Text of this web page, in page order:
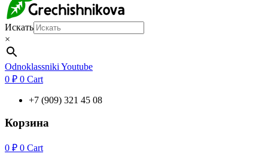
Искать
×
Odnoklassniki Youtube
0 ₽ 0 Cart
+7 (909) 321 45 08
Корзина
0 ₽ 0 Cart